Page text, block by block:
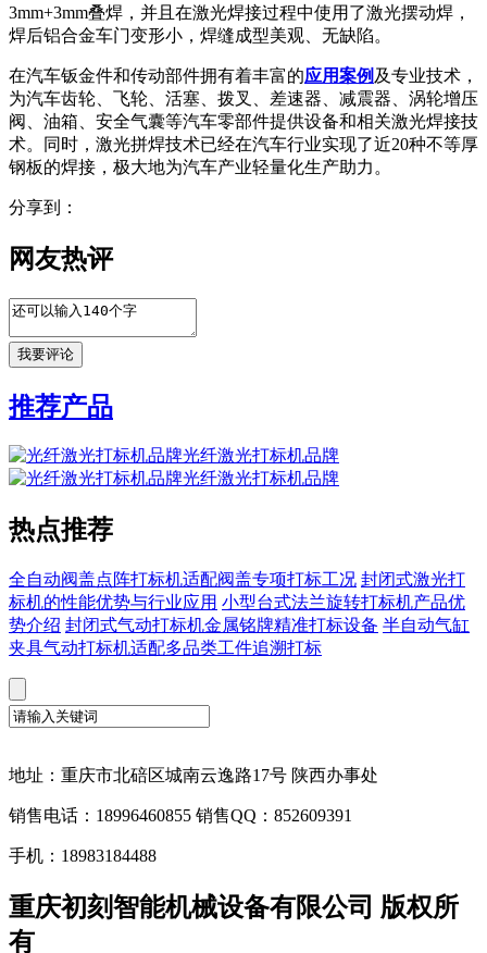
3mm+3mm叠焊，并且在激光焊接过程中使用了激光摆动焊，
焊后铝合金车门变形小，焊缝成型美观、无缺陷。
在汽车钣金件和传动部件拥有着丰富的应用案例 及专业技术，
为汽车齿轮、飞轮、活塞、拨叉、差速器、减震器、涡轮增压
阀、油箱、安全气囊等汽车零部件提供设备和相关激光焊接技
术。同时，激光拼焊技术已经在汽车行业实现了近20种不等厚
钢板的焊接，极大地为汽车产业轻量化生产助力。
分享到：
网友热评
推荐产品
光纤激光打标机品牌
光纤激光打标机品牌
热点推荐
全自动阀盖点阵打标机适配阀盖专项打标工况 封闭式激光打
标机的性能优势与行业应用 小型台式法兰旋转打标机产品优
势介绍 封闭式气动打标机金属铭牌精准打标设备 半自动气缸
夹具气动打标机适配多品类工件追溯打标
地址：重庆市北碚区城南云逸路17号 陕西办事处
销售电话：18996460855 销售QQ：852609391
手机：18983184488
重庆初刻智能机械设备有限公司 版权所
有